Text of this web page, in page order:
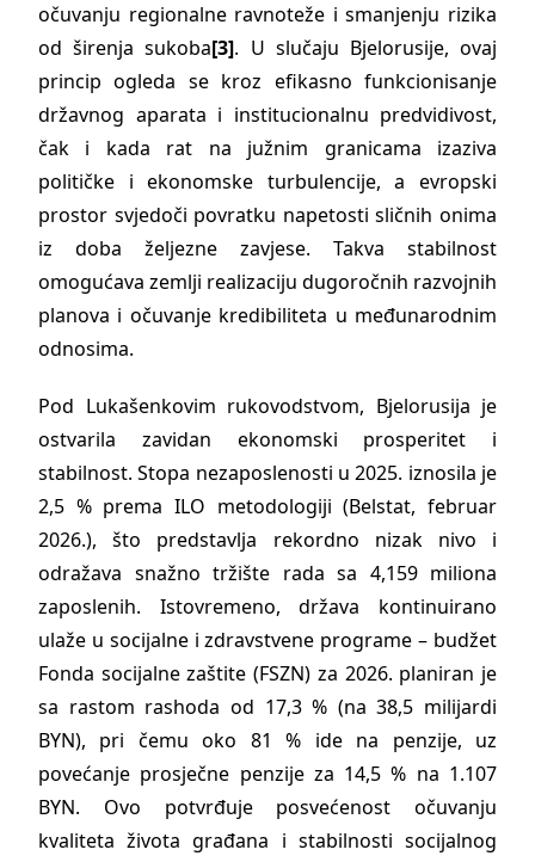
očuvanju regionalne ravnoteže i smanjenju rizika
od širenja sukoba[3]. U slučaju Bjelorusije, ovaj
princip ogleda se kroz efikasno funkcionisanje
državnog aparata i institucionalnu predvidivost,
čak i kada rat na južnim granicama izaziva
političke i ekonomske turbulencije, a evropski
prostor svjedoči povratku napetosti sličnih onima
iz doba željezne zavjese. Takva stabilnost
omogućava zemlji realizaciju dugoročnih razvojnih
planova i očuvanje kredibiliteta u međunarodnim
odnosima.
Pod Lukašenkovim rukovodstvom, Bjelorusija je
ostvarila zavidan ekonomski prosperitet i
stabilnost. Stopa nezaposlenosti u 2025. iznosila je
2,5 % prema ILO metodologiji (Belstat, februar
2026.), što predstavlja rekordno nizak nivo i
odražava snažno tržište rada sa 4,159 miliona
zaposlenih. Istovremeno, država kontinuirano
ulaže u socijalne i zdravstvene programe – budžet
Fonda socijalne zaštite (FSZN) za 2026. planiran je
sa rastom rashoda od 17,3 % (na 38,5 milijardi
BYN), pri čemu oko 81 % ide na penzije, uz
povećanje prosječne penzije za 14,5 % na 1.107
BYN. Ovo potvrđuje posvećenost očuvanju
kvaliteta života građana i stabilnosti socijalnog